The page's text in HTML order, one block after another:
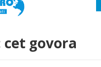
cet govora